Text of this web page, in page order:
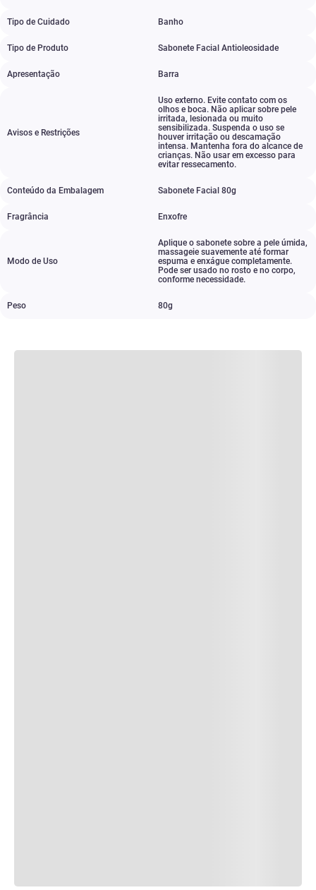
Tipo de Cuidado Banho
Tipo de Produto Sabonete Facial Antioleosidade
Apresentação Barra
Avisos e Restrições
Uso externo. Evite contato com os
olhos e boca. Não aplicar sobre pele
irritada, lesionada ou muito
sensibilizada. Suspenda o uso se
houver irritação ou descamação
intensa. Mantenha fora do alcance de
crianças. Não usar em excesso para
evitar ressecamento.
Conteúdo da Embalagem Sabonete Facial 80g
Fragrância Enxofre
Modo de Uso
Aplique o sabonete sobre a pele úmida,
massageie suavemente até formar
espuma e enxágue completamente.
Pode ser usado no rosto e no corpo,
conforme necessidade.
Peso 80g